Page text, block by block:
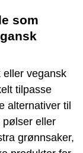
som
eller vegansk
tilpasse
alternativer til
pølser eller
grønnsaker,